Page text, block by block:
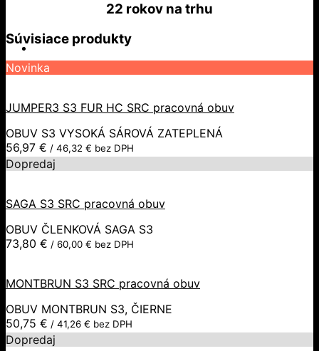
22 rokov na trhu
Súvisiace produkty
Novinka
JUMPER3 S3 FUR HC SRC pracovná obuv
OBUV S3 VYSOKÁ SÁROVÁ ZATEPLENÁ
56,97 € / 46,32 € bez DPH
Dopredaj
SAGA S3 SRC pracovná obuv
OBUV ČLENKOVÁ SAGA S3
73,80 € / 60,00 € bez DPH
MONTBRUN S3 SRC pracovná obuv
OBUV MONTBRUN S3, ČIERNE
50,75 € / 41,26 € bez DPH
Dopredaj